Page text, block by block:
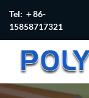
Tel: ＋86-
15858717321